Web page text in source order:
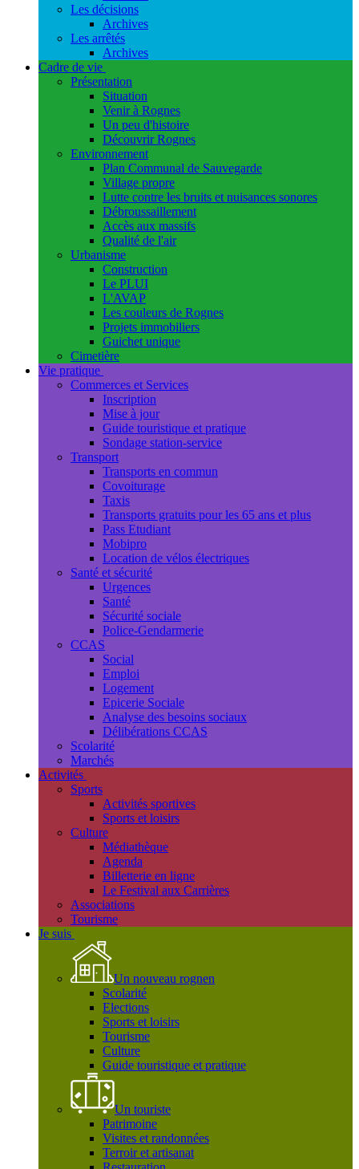
Les décisions
Archives
Les arrêtés
Archives
Cadre de vie
Présentation
Situation
Venir à Rognes
Un peu d'histoire
Découvrir Rognes
Environnement
Plan Communal de Sauvegarde
Village propre
Lutte contre les bruits et nuisances sonores
Débroussaillement
Accès aux massifs
Qualité de l'air
Urbanisme
Construction
Le PLUI
L'AVAP
Les couleurs de Rognes
Projets immobiliers
Guichet unique
Cimetière
Vie pratique
Commerces et Services
Inscription
Mise à jour
Guide touristique et pratique
Sondage station-service
Transport
Transports en commun
Covoiturage
Taxis
Transports gratuits pour les 65 ans et plus
Pass Etudiant
Mobipro
Location de vélos électriques
Santé et sécurité
Urgences
Santé
Sécurité sociale
Police-Gendarmerie
CCAS
Social
Emploi
Logement
Epicerie Sociale
Analyse des besoins sociaux
Délibérations CCAS
Scolarité
Marchés
Activités
Sports
Activités sportives
Sports et loisirs
Culture
Médiathèque
Agenda
Billetterie en ligne
Le Festival aux Carrières
Associations
Tourisme
Je suis
Un nouveau rognen
Scolarité
Elections
Sports et loisirs
Tourisme
Culture
Guide touristique et pratique
Un touriste
Patrimoine
Visites et randonnées
Terroir et artisanat